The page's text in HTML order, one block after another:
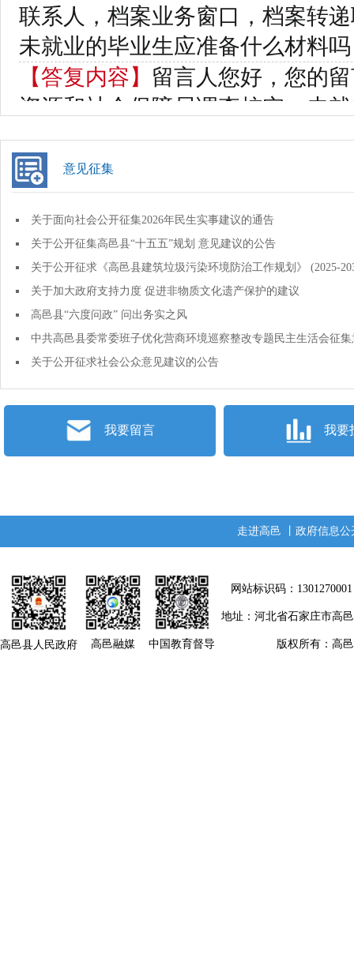
意见征集
关于面向社会公开征集2026年民生实事建议的通告
关于公开征集高邑县“十五五”规划 意见建议的公告
关于公开征求《高邑县建筑垃圾污染环境防治工作规划》 (2025-
关于加大政府支持力度 促进非物质文化遗产保护的建议
高邑县“六度问政” 问出务实之风
中共高邑县委常委班子优化营商环境巡察整改专题民主生活会征
关于公开征求社会公众意见建议的公告
我要留言 我要